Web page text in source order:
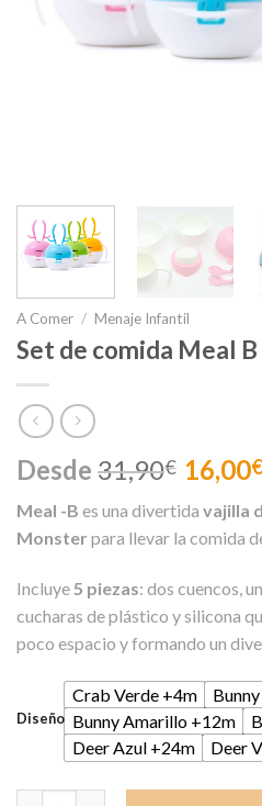
A Comer / Menaje Infantil
Set de comida Meal
Desde 31,90€ 16,00€
Meal -B es una divertida vajilla
Monster para llevar la comida
Incluye5 piezas: dos cuencos,
cucharas de plástico y silicona
poco espacio y formando un
Diseño
Crab Verde +4m
Bunny Amarillo +12m
Deer Azul +24m
Deer